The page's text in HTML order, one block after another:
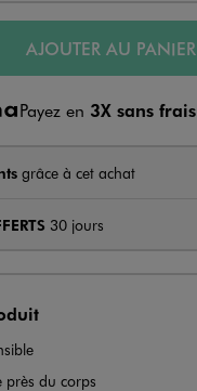
AJOUTER AU PANIER
Payez en 3X sans frais
grâce à cet achat
30 jours
du corps